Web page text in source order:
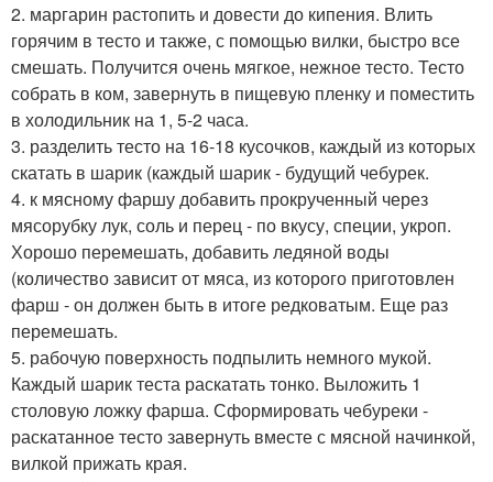
2. маргарин растопить и довести до кипения. Влить
горячим в тесто и также, с помощью вилки, быстро все
смешать. Получится очень мягкое, нежное тесто. Тесто
собрать в ком, завернуть в пищевую пленку и поместить
в холодильник на 1, 5-2 часа.
3. разделить тесто на 16-18 кусочков, каждый из которых
скатать в шарик (каждый шарик - будущий чебурек.
4. к мясному фаршу добавить прокрученный через
мясорубку лук, соль и перец - по вкусу, специи, укроп.
Хорошо перемешать, добавить ледяной воды
(количество зависит от мяса, из которого приготовлен
фарш - он должен быть в итоге редковатым. Еще раз
перемешать.
5. рабочую поверхность подпылить немного мукой.
Каждый шарик теста раскатать тонко. Выложить 1
столовую ложку фарша. Сформировать чебуреки -
раскатанное тесто завернуть вместе с мясной начинкой,
вилкой прижать края.